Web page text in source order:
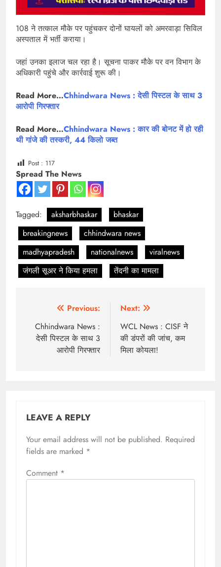
108 ने तत्काल मौके पर पहुंचकर दोनों घायलों को अमरवाड़ा सिविल
अस्पताल में भर्ती कराया।
जहां उनका इलाज चल रहा है। सूचना पाकर मौके पर वन विभाग के
अधिकारी पहुंचे और कार्रवाई शुरू की।
Read More…Chhindwara News : देसी पिस्टल के साथ 3
आरोपी गिरफ्तार
Read More…Chhindwara News : कार की बोनट में हो रही
थी गांजे की तस्करी, 44 किलो जब्त
Post : 117
Spread The News
Tagged: aksharbhaskar
bhaskar
breakingnews
chhindwara news
madhyapradesh
nationalnews
viralnews
जंगली सूअर ने किया हमला
तेंदनी का मामला
navigation
Previous:
Chhindwara News :
देसी पिस्टल के साथ 3
आरोपी गिरफ्तार
Next:
WCL News : CISF ने
की डंपरों की जांच, कम
मिला कोयला!
LEAVE A REPLY
Your email address will not be published. Required
fields are marked *
Comment *